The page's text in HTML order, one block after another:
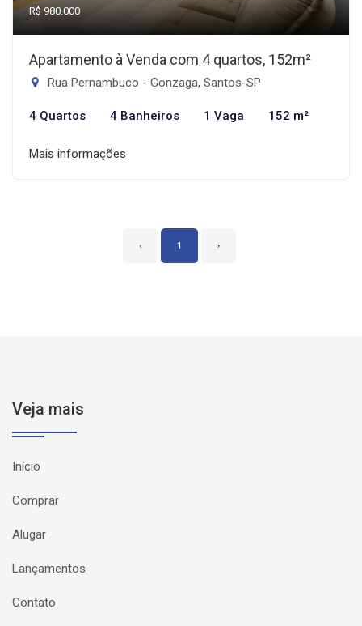
R$ 980.000
Apartamento à Venda com 4 quartos, 152m²
Rua Pernambuco - Gonzaga, Santos-SP
4 Quartos 4 Banheiros 1 Vaga 152 m²
Mais informações
‹ 1 ›
Veja mais
Início
Comprar
Alugar
Lançamentos
Contato